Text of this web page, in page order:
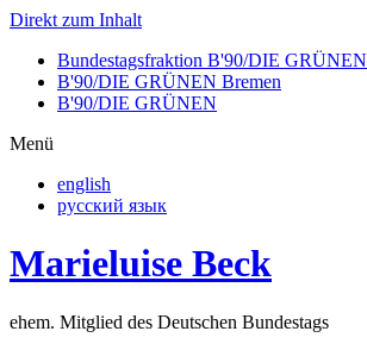
Direkt zum Inhalt
Bundestagsfraktion B'90/DIE GRÜNEN
B'90/DIE GRÜNEN Bremen
B'90/DIE GRÜNEN
Menü
english
русский язык
Marieluise Beck
ehem. Mitglied des Deutschen Bundestags